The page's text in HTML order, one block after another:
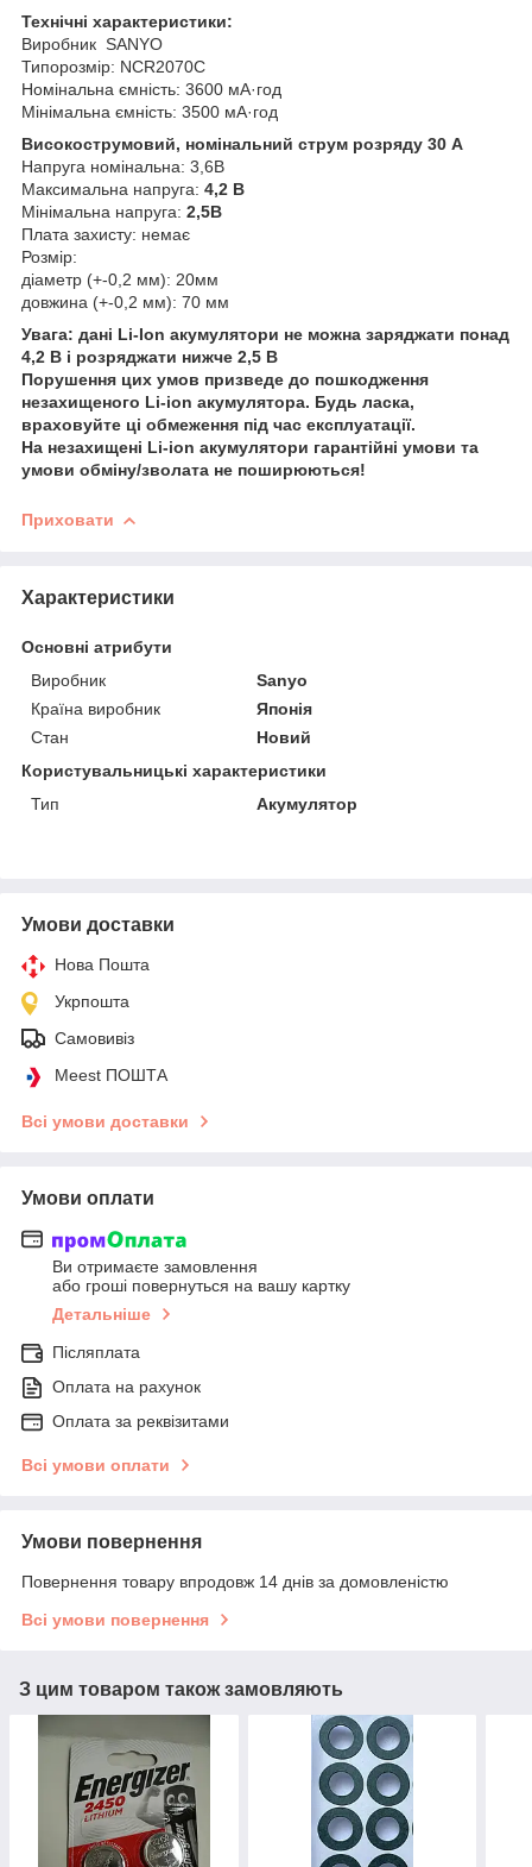
Технічні характеристики:
Виробник SANYO
Типорозмір: NCR2070С
Номінальна ємність: 3600 мА·год
Мінімальна ємність: 3500 мА·год
Високострумовий, номінальний струм розряду 30 А
Напруга номінальна: 3,6В
Максимальна напруга: 4,2 В
Мінімальна напруга: 2,5В
Плата захисту: немає
Розмір:
діаметр (+-0,2 мм): 20мм
довжина (+-0,2 мм): 70 мм
Увага: дані Li-Ion акумулятори не можна заряджати понад
4,2 В і розряджати нижче 2,5 В
Порушення цих умов призведе до пошкодження
незахищеного Li-ion акумулятора. Будь ласка,
враховуйте ці обмеження під час експлуатації.
На незахищені Li-ion акумулятори гарантійні умови та
умови обміну/зволата не поширюються!
Приховати
Характеристики
Основні атрибути
Виробник
Sanyo
Країна виробник
Японія
Стан
Новий
Користувальницькі характеристики
Тип
Акумулятор
Умови доставки
Нова Пошта
Укрпошта
Самовивіз
Meest ПОШТА
Всі умови доставки
Умови оплати
Ви отримаєте замовлення
або гроші повернуться на вашу картку
Детальніше
Післяплата
Оплата на рахунок
Оплата за реквізитами
Всі умови оплати
Умови повернення
Повернення товару впродовж 14 днів за домовленістю
Всі умови повернення
З цим товаром також замовляють